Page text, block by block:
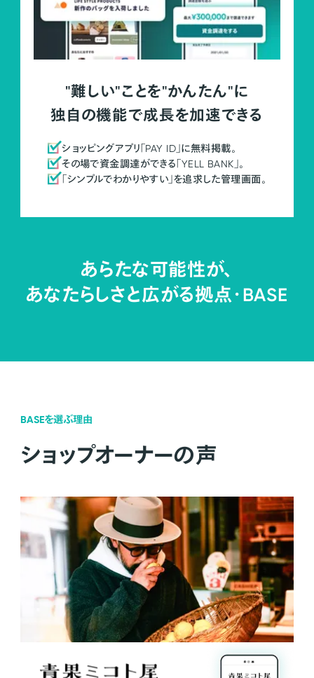
"難しい"ことを"かんたん"に
独自の機能で成長を加速できる
ショッピングアプリ「PAY ID」に無料掲載。
その場で資金調達ができる「YELL BANK」。
「シンプルでわかりやすい」を追求した管理画面。
あらたな可能性が、
あなたらしさと広がる拠点・BASE
BASEを選ぶ理由
ショップオーナーの声